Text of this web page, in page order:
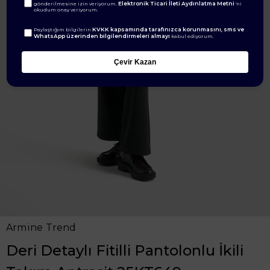
Armine Trend
Deri Detaylı Fitilli Pantolonlu İkili
gönderilmesine izin veriyorum.Elektronik Ticari İleti Aydınlatma Metni 'ni
okudum onay veriyorum.
Paylaştığım bilgilerinKVKK kapsamında tarafınızca korunmasını, sms ve
WhatsApp üzerinden bilgilendirmeleri almayı kabul ediyorum.
Çevir Kazan